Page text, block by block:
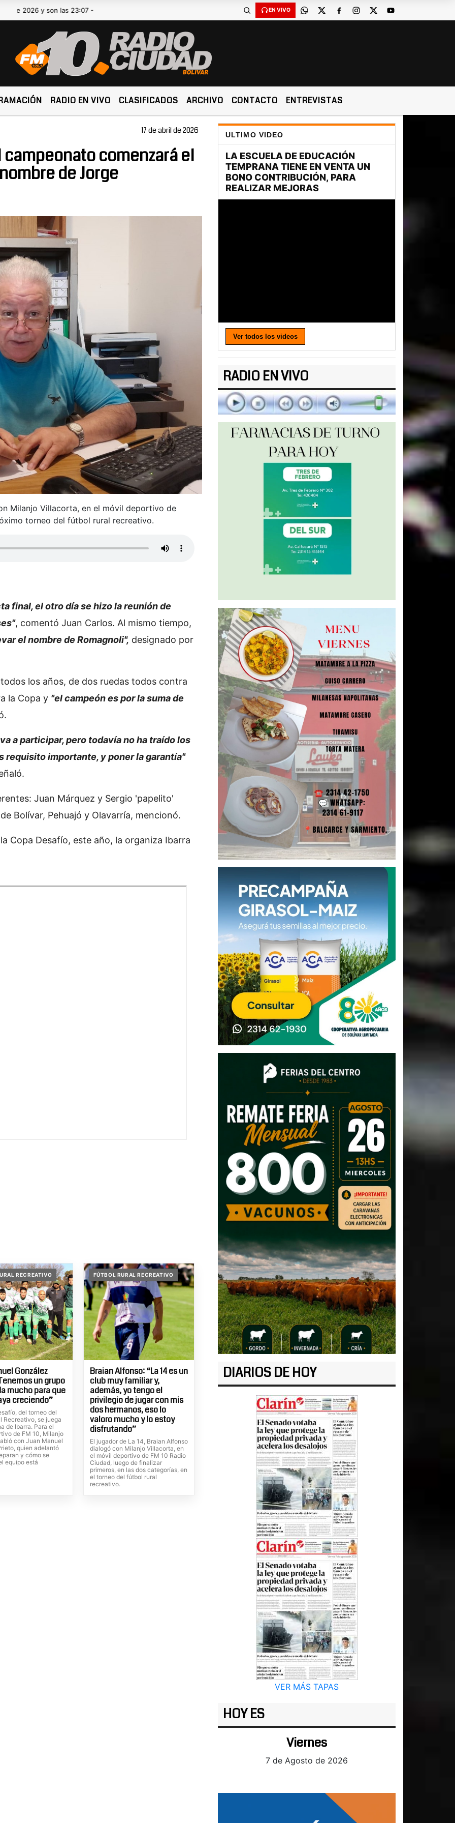
y son las 23:07 - EN VIVO
RADIO EN VIVO CLASIFICADOS ARCHIVO CONTACTO ENTREVISTAS
17 de abril de 2026
campeonato comenzará el
de Jorge
Milanjo Villacorta, en el móvil deportivo de
torneo del fútbol rural recreativo.
final, el otro día se hizo la reunión de
, comentó Juan Carlos. Al mismo tiempo,
el nombre de Romagnoli", designado por
los años, de dos ruedas todos contra
la Copa y "el campeón es por la suma de
a participar, pero todavía no ha traído los
requisito importante, y poner la garantía"
Juan Márquez y Sergio 'papelito'
Bolívar, Pehuajó y Olavarría, mencionó.
Copa Desafío, este año, la organiza Ibarra
RECREATIVO
González
un grupo
mucho para que
creciendo”
del torneo del
Recreativo, se juega
de Ibarra. Para el
de FM 10, Milanjo
con Juan Manuel
quien adelantó
y cómo se
equipo está
FÚTBOL RURAL RECREATIVO
Braian Alfonso: “La 14 es un
club muy familiar y,
además, yo tengo el
privilegio de jugar con mis
dos hermanos, eso lo
valoro mucho y lo estoy
disfrutando”
El jugador de La 14, Braian Alfonso
dialogó con Milanjo Villacorta, en
el móvil deportivo de FM 10 Radio
Ciudad, luego de finalizar
primeros, en las dos categorías, en
el torneo del fútbol rural
recreativo.
ULTIMO VIDEO
Ver todos los videos
RADIO EN VIVO
DIARIOS DE HOY
VER MÁS TAPAS
HOY ES
Viernes
7 de Agosto de 2026